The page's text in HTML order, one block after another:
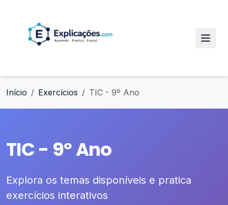
Início Exercícios TIC - 9º Ano
TIC - 9º Ano
Explora os temas disponíveis e pratica
exercícios interativos